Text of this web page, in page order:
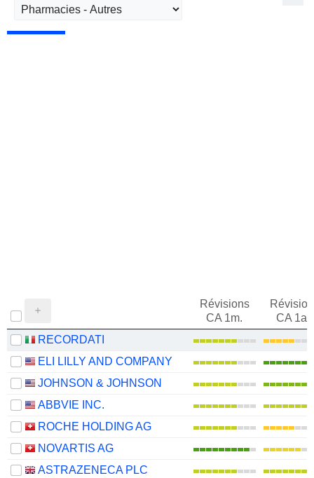
Révisions
CA 1m.
CA 1an
RECORDATI
ELI LILLY AND COMPANY
JOHNSON & JOHNSON
ABBVIE INC.
ROCHE HOLDING AG
NOVARTIS AG
ASTRAZENECA PLC